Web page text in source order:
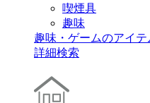
喫煙具
趣味
趣味・ゲームのアイ
詳細検索